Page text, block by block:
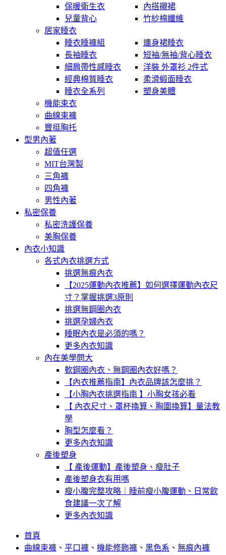
保暖衛生衣
內搭襯裙
兒童背心
竹紗棉纖維
居家睡衣
睡衣睡褲組
連身裙睡衣
長袖睡衣
短袖/無袖/背心睡衣
細肩帶性感睡衣
洋裝 外罩衫 2件式
經典棉質睡衣
柔滑緞面睡衣
睡衣全系列
塑身美體
機能束衣
曲線束褲
豐挺胸托
型男內著
超值任選
MIT台灣製
三角褲
四角褲
男性內著
私密保養
私密洗護保養
美胸保養
內衣小知識
各式內衣挑選方式
挑選無痕內衣
【2025運動內衣推薦】如何選擇運動內衣尺
寸？掌握挑選3原則
挑選無鋼圈內衣
挑選孕婦內衣
睡眠內衣是必須的嗎？
更多內衣知識
內在美學問大
軟鋼圈內衣、無鋼圈內衣好嗎？
【內衣推薦指南】內衣品牌該怎麼挑？
【小胸內衣挑選指南 】小胸女孩必看
【 內衣尺寸、罩杯換算、胸圍換算】量法教
學
胸型怎麼看？
更多內衣知識
產後塑身
【 產後運動】產後塑身、瘦肚子
產後塑身衣有用嗎
瘦小腹完整攻略｜睡前瘦小腹運動、日常飲
食建議一次了解
更多內衣知識
首頁
曲線束褲 、 平口褲 、 機能修飾褲 、 黑色系 、 無痕內褲